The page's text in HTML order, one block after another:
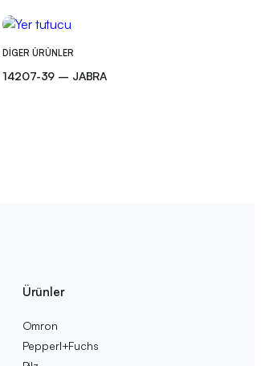
DIGER ÜRÜNLER
14207-39 – JABRA
Ürünler
Omron
Pepperl+Fuchs